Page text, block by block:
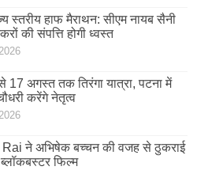
स्तरीय हाफ मैराथन: सीएम नायब सैनी
की संपत्ति होगी ध्वस्त
17 अगस्त तक तिरंगा यात्रा, पटना में
करेंगे नेतृत्व
ने अभिषेक बच्चन की वजह से ठुकराई
फिल्म